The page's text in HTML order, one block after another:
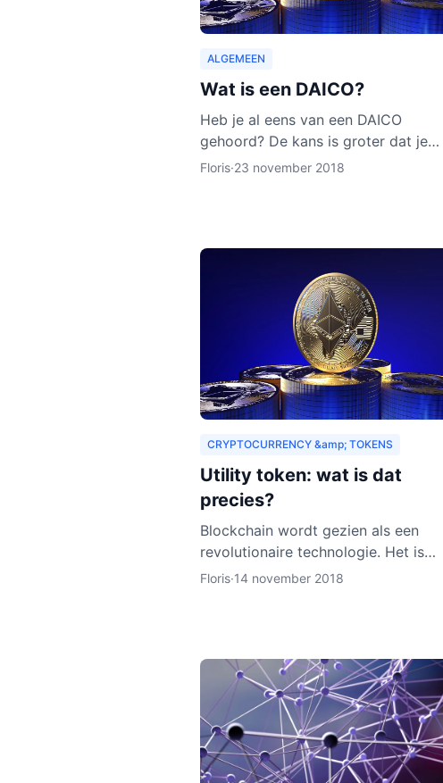
ALGEMEEN
Wat is een DAICO?
Heb je al eens van een DAICO
gehoord? De kans is groter dat je
van een DAO of een ICO hebt
Floris·23 november 2018
CRYPTOCURRENCY &amp; TOKENS
Utility token: wat is dat
precies?
Blockchain wordt gezien als een
revolutionaire technologie. Het is
nog relatief nieuw en de verwachting
Floris·14 november 2018